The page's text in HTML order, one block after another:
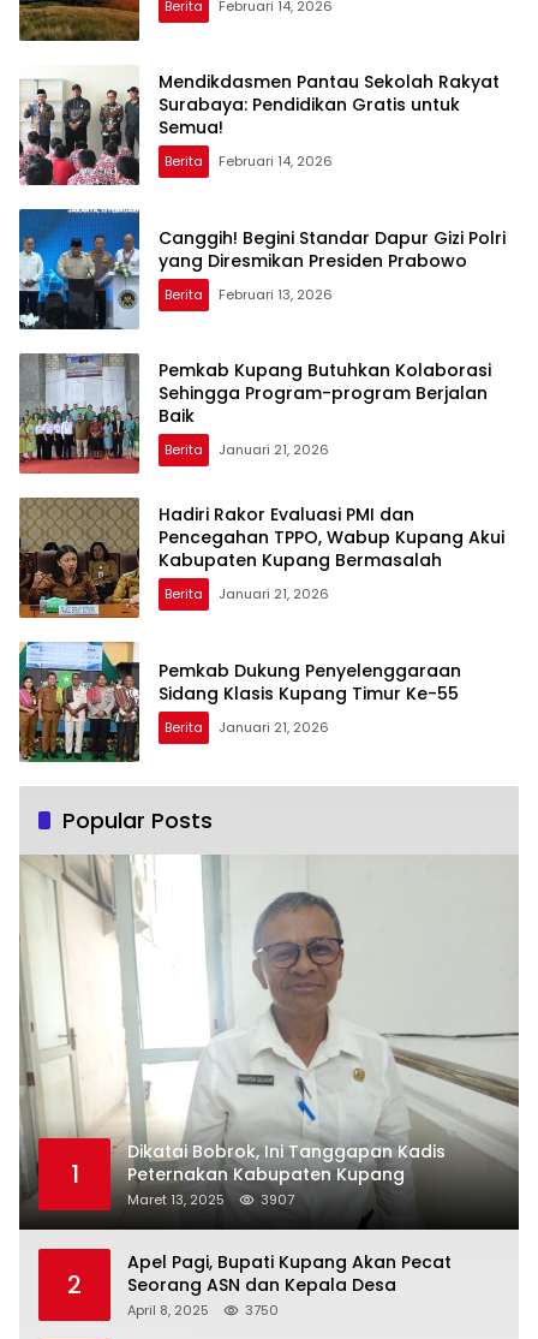
Berita Februari 14, 2026
Mendikdasmen Pantau Sekolah Rakyat
Surabaya: Pendidikan Gratis untuk
Semua!
Berita Februari 14, 2026
Canggih! Begini Standar Dapur Gizi Polri
yang Diresmikan Presiden Prabowo
Berita Februari 13, 2026
Pemkab Kupang Butuhkan Kolaborasi
Sehingga Program-program Berjalan
Baik
Berita Januari 21, 2026
Hadiri Rakor Evaluasi PMI dan
Pencegahan TPPO, Wabup Kupang Akui
Kabupaten Kupang Bermasalah
Berita Januari 21, 2026
Pemkab Dukung Penyelenggaraan
Sidang Klasis Kupang Timur Ke-55
Berita Januari 21, 2026
Popular Posts
1
Dikatai Bobrok, Ini Tanggapan Kadis
Peternakan Kabupaten Kupang
Maret 13, 2025 3907
2
Apel Pagi, Bupati Kupang Akan Pecat
Seorang ASN dan Kepala Desa
April 8, 2025 3750